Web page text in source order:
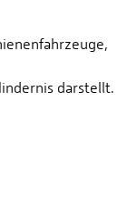
darstellt.